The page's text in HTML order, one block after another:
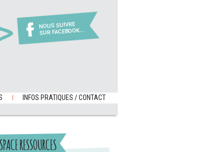
NOUS SUIVRE
SUR FACEBOOK...
INFOS PRATIQUES / CONTACT
RESSOURCES